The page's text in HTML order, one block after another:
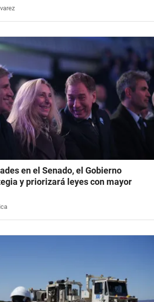
en el Senado, el Gobierno
y priorizará leyes con mayor